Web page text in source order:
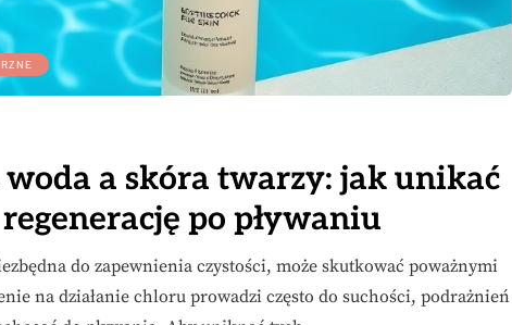
a skóra twarzy: jak unikać
po pływaniu
do zapewnienia czystości, może skutkować poważnymi
na działanie chloru prowadzi często do suchości, podrażnień